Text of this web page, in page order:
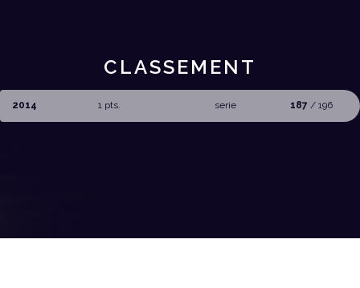
CLASSEMENT
2014 1 pts. serie 187 / 196